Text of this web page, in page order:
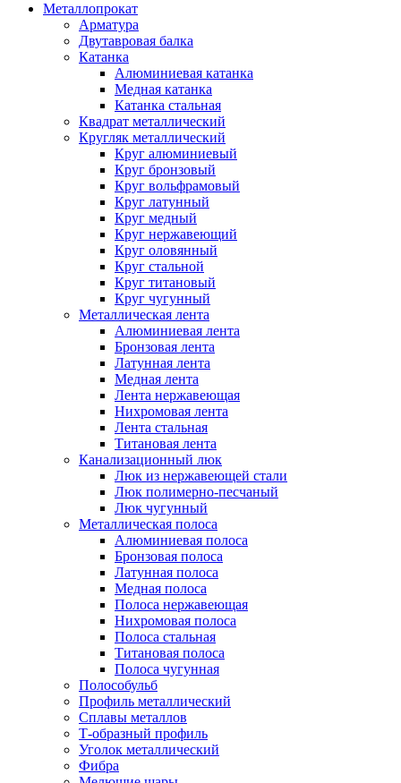
Металлопрокат
Арматура
Двутавровая балка
Катанка
Алюминиевая катанка
Медная катанка
Катанка стальная
Квадрат металлический
Кругляк металлический
Круг алюминиевый
Круг бронзовый
Круг вольфрамовый
Круг латунный
Круг медный
Круг нержавеющий
Круг оловянный
Круг стальной
Круг титановый
Круг чугунный
Металлическая лента
Алюминиевая лента
Бронзовая лента
Латунная лента
Медная лента
Лента нержавеющая
Нихромовая лента
Лента стальная
Титановая лента
Канализационный люк
Люк из нержавеющей стали
Люк полимерно-песчаный
Люк чугунный
Металлическая полоса
Алюминиевая полоса
Бронзовая полоса
Латунная полоса
Медная полоса
Полоса нержавеющая
Нихромовая полоса
Полоса стальная
Титановая полоса
Полоса чугунная
Полособульб
Профиль металлический
Сплавы металлов
Т-образный профиль
Уголок металлический
Фибра